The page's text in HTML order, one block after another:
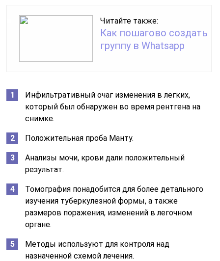
Читайте также:
Как пошагово создать
группу в Whatsapp
Инфильтративный очаг изменения в легких,
который был обнаружен во время рентгена на
снимке.
Положительная проба Манту.
Анализы мочи, крови дали положительный
результат.
Томография понадобится для более детального
изучения туберкулезной формы, а также
размеров поражения, изменений в легочном
органе.
Методы используют для контроля над
назначенной схемой лечения.